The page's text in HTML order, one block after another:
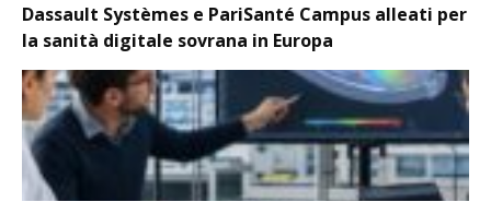
Dassault Systèmes e PariSanté Campus alleati per
la sanità digitale sovrana in Europa